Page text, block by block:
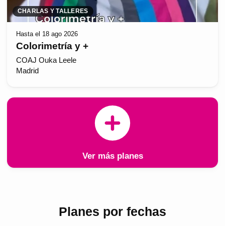
CHARLAS Y TALLERES
Hasta el 18 ago 2026
Colorimetría y +
COAJ Ouka Leele
Madrid
Ver más planes
Planes por fechas